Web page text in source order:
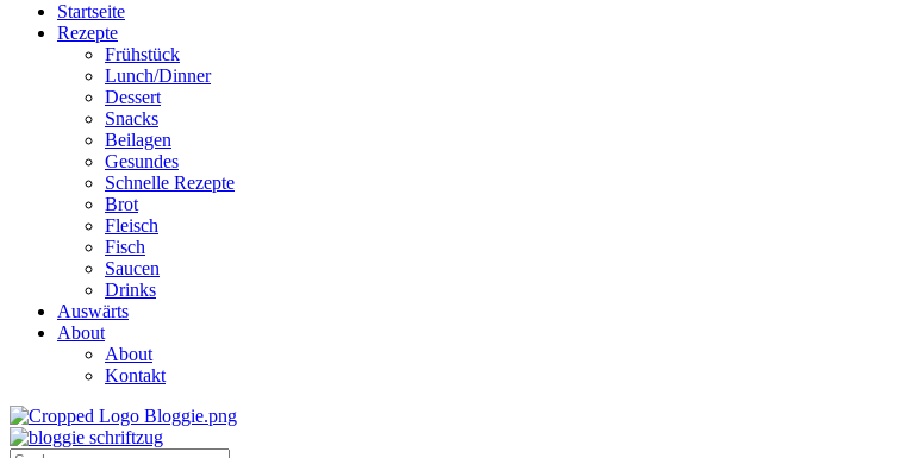
Startseite
Rezepte
Frühstück
Lunch/Dinner
Dessert
Snacks
Beilagen
Gesundes
Schnelle Rezepte
Brot
Fleisch
Fisch
Saucen
Drinks
Auswärts
About
About
Kontakt